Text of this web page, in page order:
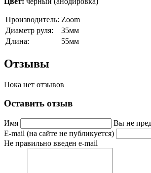
Производитель: Zoom
Диаметр руля:
35мм
Длина:
55мм
Отзывы
Пока нет отзывов
Оставить отзыв
Имя
Вы не
E-mail (на сайте не публикуется)
Не правильно введен e-mail